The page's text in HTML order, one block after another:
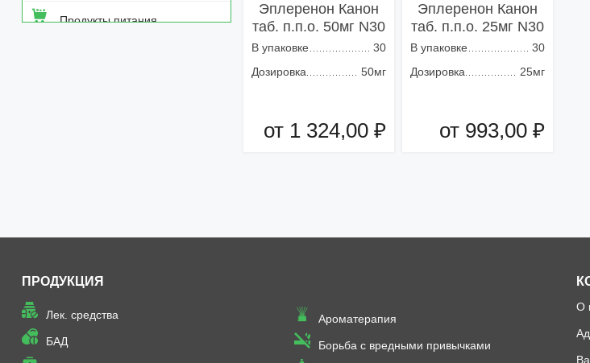
Продукты питания
Эплеренон Канон
таб. п.п.о. 50мг N30
В упаковке
30
Дозировка
50мг
от 1 324,00 ₽
Эплеренон Канон
таб. п.п.о. 25мг N30
В упаковке
30
Дозировка
25мг
от 993,00 ₽
ПРОДУКЦИЯ
Лек. средства
БАД
Ароматерапия
Борьба с вредными привычками
О